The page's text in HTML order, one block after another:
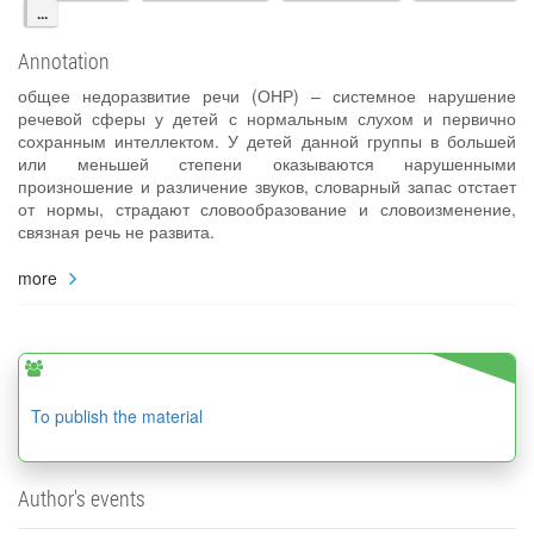
...
Annotation
общее недоразвитие речи (ОНР) – системное нарушение
речевой сферы у детей с нормальным слухом и первично
сохранным интеллектом. У детей данной группы в большей
или меньшей степени оказываются нарушенными
произношение и различение звуков, словарный запас отстает
от нормы, страдают словообразование и словоизменение,
связная речь не развита.
more
To publish the material
Author's events